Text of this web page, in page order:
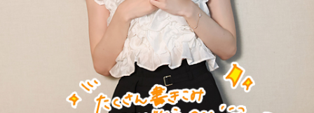
ありましたが、ちょうどお昼どき、おにぎりを頬張る人もい
れば、乗り合わせた人同士、互いの空襲の苦労話をしたり、
少し和んだ雰囲気もありました。
そんな「419列車」が小仏峠の登り坂に差し掛かった時、ガ
クンとスピードが落ちます。突然、バリバリバリッ！と大き